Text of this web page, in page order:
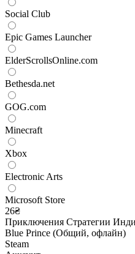
Social Club
Epic Games Launcher
ElderScrollsOnline.com
Bethesda.net
GOG.com
Minecraft
Xbox
Electronic Arts
Microsoft Store
26₴
Приключения Стратегии Инди
Blue Prince (Общий, офлайн)
Steam